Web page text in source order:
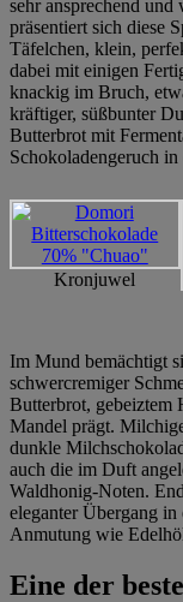
sehr ansprechend und
präsentiert sich diese
Täfelchen, klein,
dabei mit einigen
knackig im Bruch,
kräftiger, süßbunter
Butterbrot mit
Schokoladengeruch
Kronjuwel
Im Mund bemächtigt
schwercremiger
Butterbrot, gebeiztem
Mandel prägt.
dunkle
auch die im Duft
Waldhonig-Noten.
eleganter Übergang
Anmutung wie
Eine der